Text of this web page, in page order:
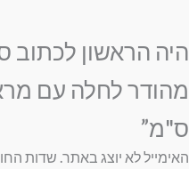
היה הראשון לכתוב
ס"מ”
האימייל לא יוצג באתר. שדות